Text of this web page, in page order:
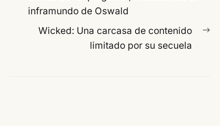
entradas
anterior:
inframundo de Oswald
Wicked: Una carcasa de contenido
limitado por su secuela